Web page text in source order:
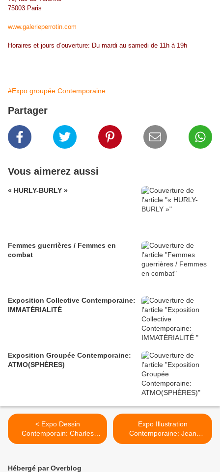
75003 Paris
www.galerieperrotin.com
Horaires et jours d’ouverture: Du mardi au samedi de 11h à 19h
#Expo groupée Contemporaine
Partager
Vous aimerez aussi
« HURLY-BURLY »
Femmes guerrières / Femmes en
combat
Exposition Collective Contemporaine:
IMMATÉRIALITÉ
Exposition Groupée Contemporaine:
ATMO(SPHÈRES)
< Expo Dessin
Contemporain: Charles
AVERY "It Means it Means!"
Expo Illustration
Contemporaine: Jean
Jullien >
Hébergé par Overblog